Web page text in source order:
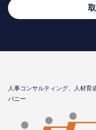
⼈事コンサルティング、⼈材育
パニー